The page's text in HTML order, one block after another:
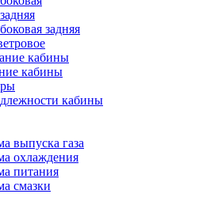
задняя
кабины
кабины
кабины
выпуска газа
охлаждения
питания
смазки